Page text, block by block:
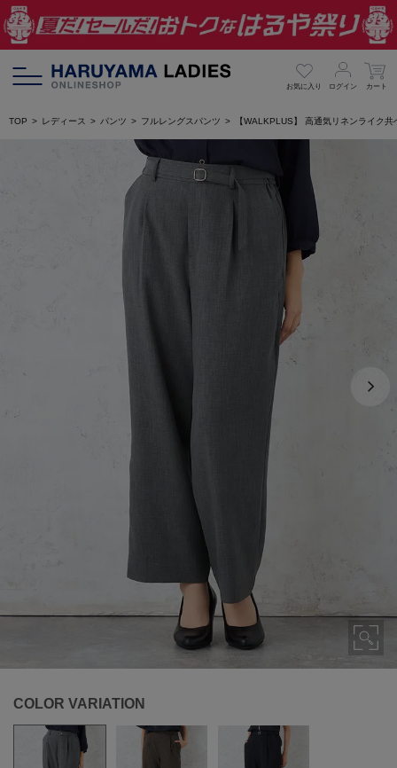
お気に入り ログイン カート
TOP レディース パンツ フルレングスパンツ 【WALKPLUS】 高通気リネンライク
COLOR VARIATION